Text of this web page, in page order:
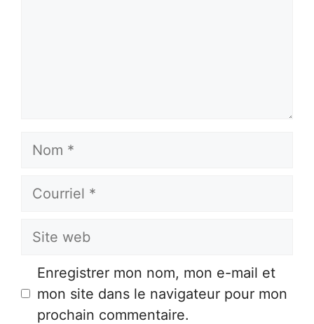
Nom
Courriel
Site
Enregistrer mon nom, mon e-mail et
mon site dans le navigateur pour mon
prochain commentaire.